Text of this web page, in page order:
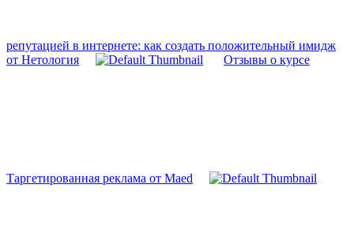
репутацией в интернете: как создать положительный имидж
от Нетология
Отзывы о курсе
Таргетированная реклама от Maed